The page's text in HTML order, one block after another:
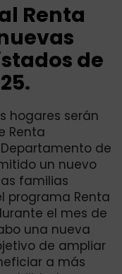
Renta
de
hogares serán
Renta
de
un nuevo
familias
programa Renta
el mes de
una nueva
de ampliar
a más